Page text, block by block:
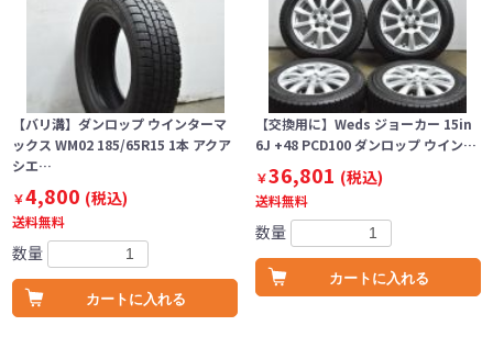
【バリ溝】ダンロップ ウインターマ
ックス WM02 185/65R15 1本 アクア
シエ…
￥4,800 (税込)
送料無料
数量
カートに入れる
【交換用に】Weds ジョーカー 15in
6J +48 PCD100 ダンロップ ウイン…
￥36,801 (税込)
送料無料
数量
カートに入れる